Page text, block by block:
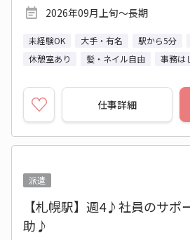
2026年09月上旬～長期
未経験OK 大手・有名 駅から5分
休憩室あり
髪・ネイル自由 事務は
仕事詳細
派遣
【札幌駅】週4♪社員のサ
助♪